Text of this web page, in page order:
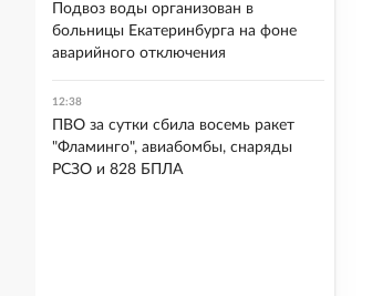
Подвоз воды организован в
больницы Екатеринбурга на фоне
аварийного отключения
12:38
ПВО за сутки сбила восемь ракет
"Фламинго", авиабомбы, снаряды
РСЗО и 828 БПЛА